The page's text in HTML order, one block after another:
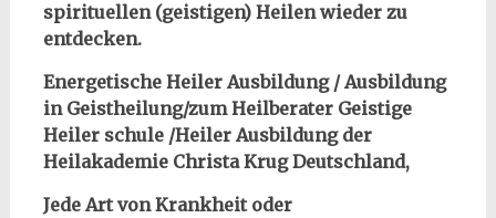
spirituellen (geistigen) Heilen wieder zu
entdecken.
Energetische Heiler Ausbildung / Ausbildung
in Geistheilung/zum Heilberater Geistige
Heiler schule /Heiler Ausbildung der
Heilakademie Christa Krug Deutschland,
Jede Art von Krankheit oder